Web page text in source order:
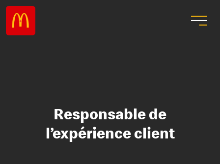
Responsable de
l’expérience client